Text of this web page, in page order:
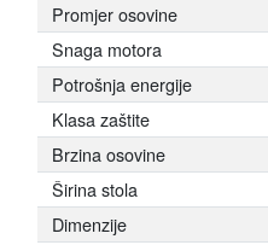
Promjer osovine
Snaga motora
Potrošnja energije
Klasa zaštite
Brzina osovine
Širina stola
Dimenzije